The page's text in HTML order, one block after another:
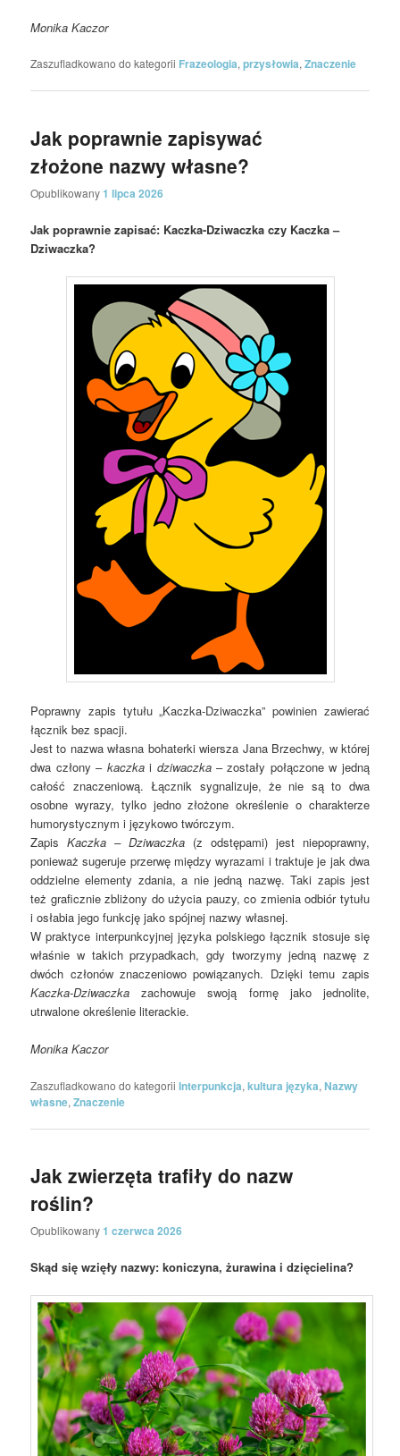
Monika Kaczor
Zaszufladkowano do kategorii Frazeologia,przysłowia,Znaczenie
Jak poprawnie zapisywać
złożone nazwy własne?
Opublikowany1 lipca 2026
Jak poprawnie zapisać: Kaczka-Dziwaczka czy Kaczka –
Dziwaczka?
Poprawny zapis tytułu „Kaczka-Dziwaczka” powinien zawierać
łącznik bez spacji.
Jest to nazwa własna bohaterki wiersza Jana Brzechwy, w której
dwa człony – kaczkai dziwaczka– zostały połączone w jedną
całość znaczeniową. Łącznik sygnalizuje, że nie są to dwa
osobne wyrazy, tylko jedno złożone określenie o charakterze
humorystycznym i językowo twórczym.
Zapis Kaczka – Dziwaczka (z odstępami) jest niepoprawny,
ponieważ sugeruje przerwę między wyrazami i traktuje je jak dwa
oddzielne elementy zdania, a nie jedną nazwę. Taki zapis jest
też graficznie zbliżony do użycia pauzy, co zmienia odbiór tytułu
i osłabia jego funkcję jako spójnej nazwy własnej.
W praktyce interpunkcyjnej języka polskiego łącznik stosuje się
właśnie w takich przypadkach, gdy tworzymy jedną nazwę z
dwóch członów znaczeniowo powiązanych. Dzięki temu zapis
Kaczka-Dziwaczka zachowuje swoją formę jako jednolite,
utrwalone określenie literackie.
Monika Kaczor
Zaszufladkowano do kategorii Interpunkcja,kultura języka,Nazwy
własne,Znaczenie
Jak zwierzęta trafiły do nazw
roślin?
Opublikowany1 czerwca 2026
Skąd się wzięły nazwy: koniczyna, żurawina i dzięcielina?